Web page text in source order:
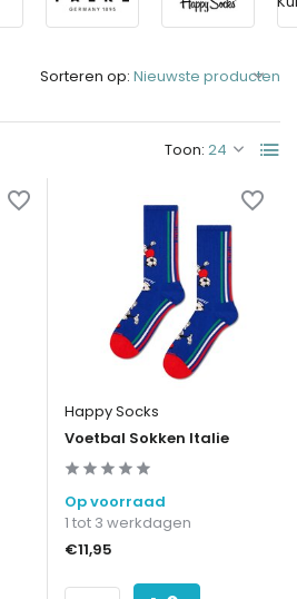
Toon:
Sorteren op:
Happy Socks
Voetbal Sokken Italie
Op voorraad
1 tot 3 werkdagen
€11,95